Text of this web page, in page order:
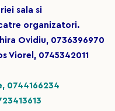
sala si
organizatori.
Ovidiu, 0736396970
0744166234